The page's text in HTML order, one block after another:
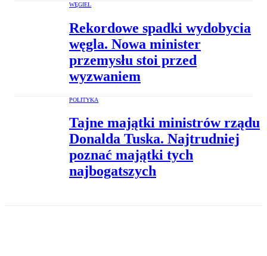
WĘGIEL
Rekordowe spadki wydobycia
węgla. Nowa minister
przemysłu stoi przed
wyzwaniem
POLITYKA
Tajne majątki ministrów rządu
Donalda Tuska. Najtrudniej
poznać majątki tych
najbogatszych